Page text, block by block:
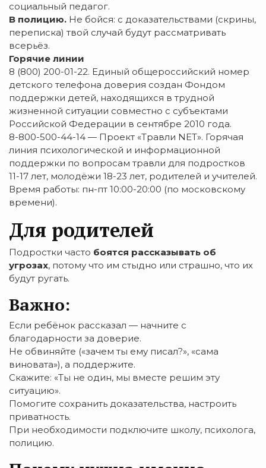
социальный педагог.
В полицию. Не бойся: с доказательствами (скрины,
переписка) твой случай будут рассматривать
всерьёз.
Горячие линии
8 (800) 200-01-22. Единый общероссийский номер
детского телефона доверия создан Фондом
поддержки детей, находящихся в трудной
жизненной ситуации совместно с субъектами
Российской Федерации в сентябре 2010 года.
8-800-500-44-14 — Проект «Травли NET». Горячая
линия психологической и информационной
поддержки по вопросам травли для подростков
11-17 лет, молодёжи 18-23 лет, родителей и учителей.
Время работы: пн-пт 10:00-20:00 (по московскому
времени).
Для родителей
Подростки часто боятся рассказывать об
угрозах, потому что им стыдно или страшно, что их
будут ругать.
Важно:
Если ребёнок рассказал — начните с
благодарности за доверие.
Не обвиняйте («зачем ты ему писал?», «сама
виновата»), а поддержите.
Скажите: «Ты не один, мы вместе решим эту
ситуацию».
Помогите сохранить доказательства, настроить
приватность.
При необходимости подключите школу, психолога,
полицию.